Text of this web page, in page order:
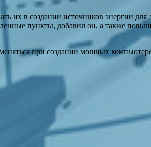
их в создании источников энергии
пункты, добавил он, а также
при создании мощных